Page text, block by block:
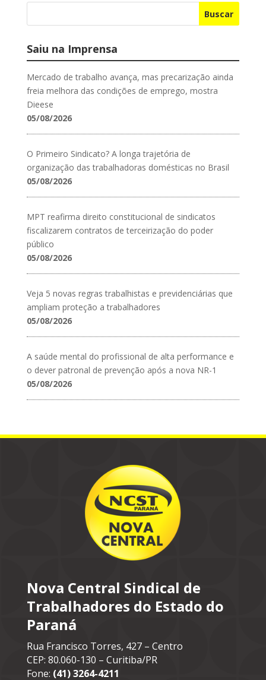
Buscar
Saiu na Imprensa
Mercado de trabalho avança, mas precarização ainda
freia melhora das condições de emprego, mostra
Dieese
05/08/2026
O Primeiro Sindicato? A longa trajetória de
organização das trabalhadoras domésticas no Brasil
05/08/2026
MPT reafirma direito constitucional de sindicatos
fiscalizarem contratos de terceirização do poder
público
05/08/2026
Veja 5 novas regras trabalhistas e previdenciárias que
ampliam proteção a trabalhadores
05/08/2026
A saúde mental do profissional de alta performance e
o dever patronal de prevenção após a nova NR-1
05/08/2026
Nova Central Sindical de
Trabalhadores do Estado do
Paraná
Rua Francisco Torres, 427 – Centro
CEP: 80.060-130 – Curitiba/PR
Fone: (41) 3264-4211